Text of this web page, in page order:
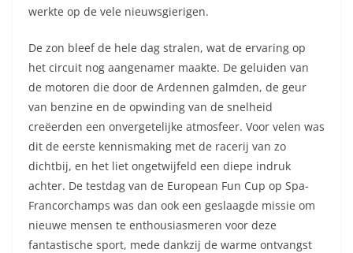
werkte op de vele nieuwsgierigen.
De zon bleef de hele dag stralen, wat de ervaring op
het circuit nog aangenamer maakte. De geluiden van
de motoren die door de Ardennen galmden, de geur
van benzine en de opwinding van de snelheid
creëerden een onvergetelijke atmosfeer. Voor velen was
dit de eerste kennismaking met de racerij van zo
dichtbij, en het liet ongetwijfeld een diepe indruk
achter. De testdag van de European Fun Cup op Spa-
Francorchamps was dan ook een geslaagde missie om
nieuwe mensen te enthousiasmeren voor deze
fantastische sport, mede dankzij de warme ontvangst